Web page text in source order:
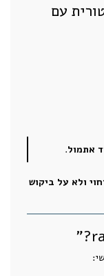
עם
אתמול.
ולא על ביקוש